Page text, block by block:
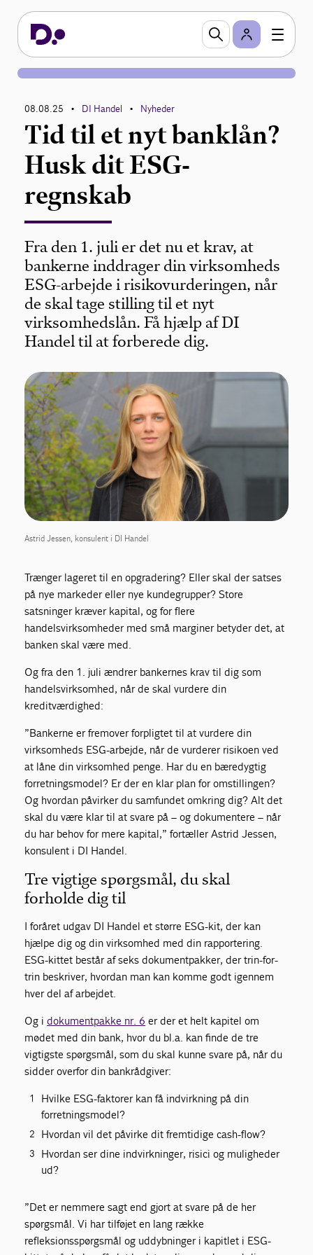
08.08.25 • DI Handel • Nyheder
Tid til et nyt banklån?
Husk dit ESG-
regnskab
Fra den 1. juli er det nu et krav, at
bankerne inddrager din virksomheds
ESG-arbejde i risikovurderingen, når
de skal tage stilling til et nyt
virksomhedslån. Få hjælp af DI
Handel til at forberede dig.
Astrid Jessen, konsulent i DI Handel
Trænger lageret til en opgradering? Eller skal der satses
på nye markeder eller nye kundegrupper? Store
satsninger kræver kapital, og for flere
handelsvirksomheder med små marginer betyder det, at
banken skal være med.
Og fra den 1. juli ændrer bankernes krav til dig som
handelsvirksomhed, når de skal vurdere din
kreditværdighed:
”Bankerne er fremover forpligtet til at vurdere din
virksomheds ESG-arbejde, når de vurderer risikoen ved
at låne din virksomhed penge. Har du en bæredygtig
forretningsmodel? Er der en klar plan for omstillingen?
Og hvordan påvirker du samfundet omkring dig? Alt det
skal du være klar til at svare på – og dokumentere – når
du har behov for mere kapital,” fortæller Astrid Jessen,
konsulent i DI Handel.
Tre vigtige spørgsmål, du skal
forholde dig til
I foråret udgav DI Handel et større ESG-kit, der kan
hjælpe dig og din virksomhed med din rapportering.
ESG-kittet består af seks dokumentpakker, der trin-for-
trin beskriver, hvordan man kan komme godt igennem
hver del af arbejdet.
Og idokumentpakke nr. 6 er der et helt kapitel om
mødet med din bank, hvor du bl.a. kan finde de tre
vigtigste spørgsmål, som du skal kunne svare på, når du
sidder overfor din bankrådgiver:
Hvilke ESG-faktorer kan få indvirkning på din
forretningsmodel?
Hvordan vil det påvirke dit fremtidige cash-flow?
Hvordan ser dine indvirkninger, risici og muligheder
ud?
”Det er nemmere sagt end gjort at svare på de her
spørgsmål. Vi har tilføjet en lang række
refleksionsspørgsmål og uddybninger i kapitlet i ESG-